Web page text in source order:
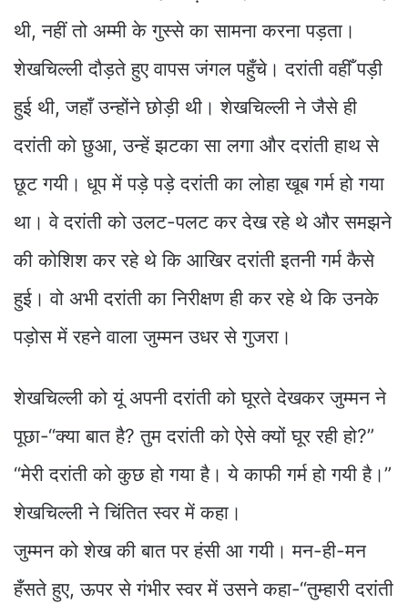
थी, नहीं तो अम्मी के गुस्से का सामना करना पड़ता।
शेखचिल्ली दौड़ते हुए वापस जंगल पहुँचे। दरांती वहीँ पड़ी
हुई थी, जहाँ उन्होंने छोड़ी थी। शेखचिल्ली ने जैसे ही
दरांती को छुआ, उन्हें झटका सा लगा और दरांती हाथ से
छूट गयी। धूप में पड़े पड़े दरांती का लोहा खूब गर्म हो गया
था। वे दरांती को उलट-पलट कर देख रहे थे और समझने
की कोशिश कर रहे थे कि आखिर दरांती इतनी गर्म कैसे
हुई। वो अभी दरांती का निरीक्षण ही कर रहे थे कि उनके
पड़ोस में रहने वाला जुम्मन उधर से गुजरा।
शेखचिल्ली को यूं अपनी दरांती को घूरते देखकर जुम्मन ने
पूछा-“क्या बात है? तुम दरांती को ऐसे क्यों घूर रही हो?”
“मेरी दरांती को कुछ हो गया है। ये काफी गर्म हो गयी है।”
शेखचिल्ली ने चिंतित स्वर में कहा।
जुम्मन को शेख की बात पर हंसी आ गयी। मन-ही-मन
हँसते हुए, ऊपर से गंभीर स्वर में उसने कहा-“तुम्हारी दरांती